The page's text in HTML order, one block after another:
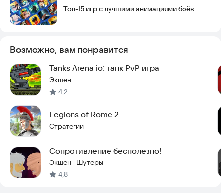
Топ-15 игр с лучшими анимациями боёв
Возможно, вам понравится
Tanks Arena io: танк PvP игра
Экшен
4,2
Legions of Rome 2
Стратегии
Сопротивление бесполезно!
Экшен · Шутеры
4,8